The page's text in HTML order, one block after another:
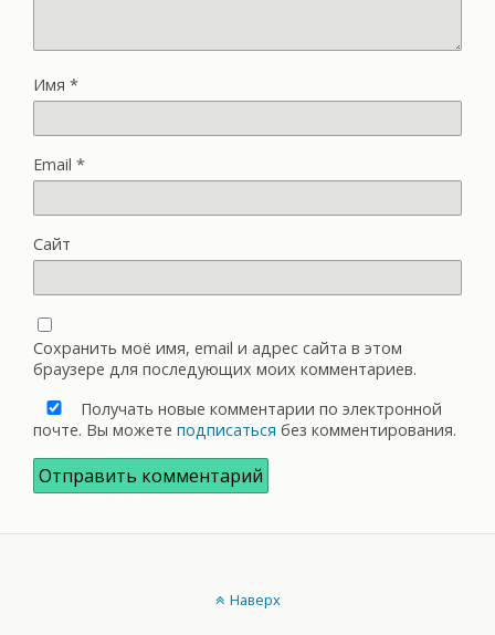
Имя *
Email *
Сайт
Сохранить моё имя, email и адрес сайта в этом
браузере для последующих моих комментариев.
Получать новые комментарии по электронной
почте. Вы можете подписаться без комментирования.
Наверх